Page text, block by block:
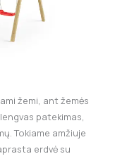
žemi, ant žemės
patekimas,
Tokiame amžiuje
erdvė su